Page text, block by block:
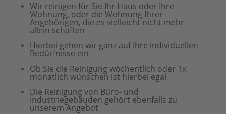
Wir reinigen für Sie Ihr Haus oder Ihre
Wohnung, oder die Wohnung Ihrer
Angehörigen, die es vielleicht nicht mehr
allein schaffen
Hierbei gehen wir ganz auf Ihre individuellen
Bedürfnisse ein
Ob Sie die Reinigung wöchentlich oder 1x
monatlich wünschen ist hierbei egal
Die Reinigung von Büro- und
Industriegebäuden gehört ebenfalls zu
unserem Angebot